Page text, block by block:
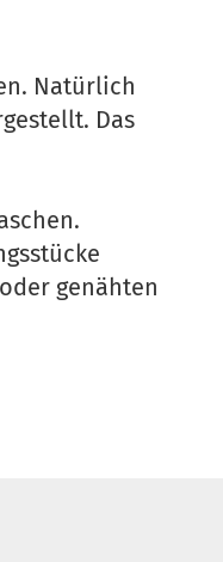
Natürlich
Das
genähten